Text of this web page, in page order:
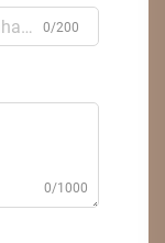
0/200
0/1000